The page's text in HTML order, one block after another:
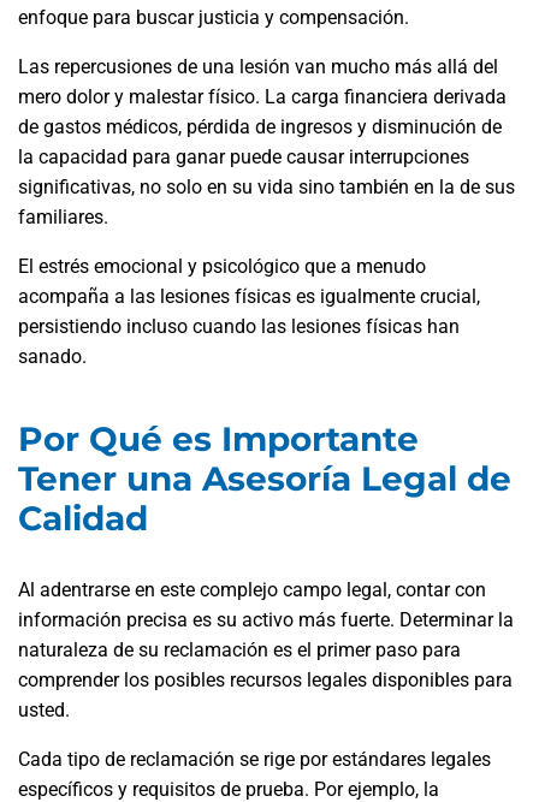
enfoque para buscar justicia y compensación.
Las repercusiones de una lesión van mucho más allá del
mero dolor y malestar físico. La carga financiera derivada
de gastos médicos, pérdida de ingresos y disminución de
la capacidad para ganar puede causar interrupciones
significativas, no solo en su vida sino también en la de sus
familiares.
El estrés emocional y psicológico que a menudo
acompaña a las lesiones físicas es igualmente crucial,
persistiendo incluso cuando las lesiones físicas han
sanado.
Por Qué es Importante
Tener una Asesoría Legal de
Calidad
Al adentrarse en este complejo campo legal, contar con
información precisa es su activo más fuerte. Determinar la
naturaleza de su reclamación es el primer paso para
comprender los posibles recursos legales disponibles para
usted.
Cada tipo de reclamación se rige por estándares legales
específicos y requisitos de prueba. Por ejemplo, la